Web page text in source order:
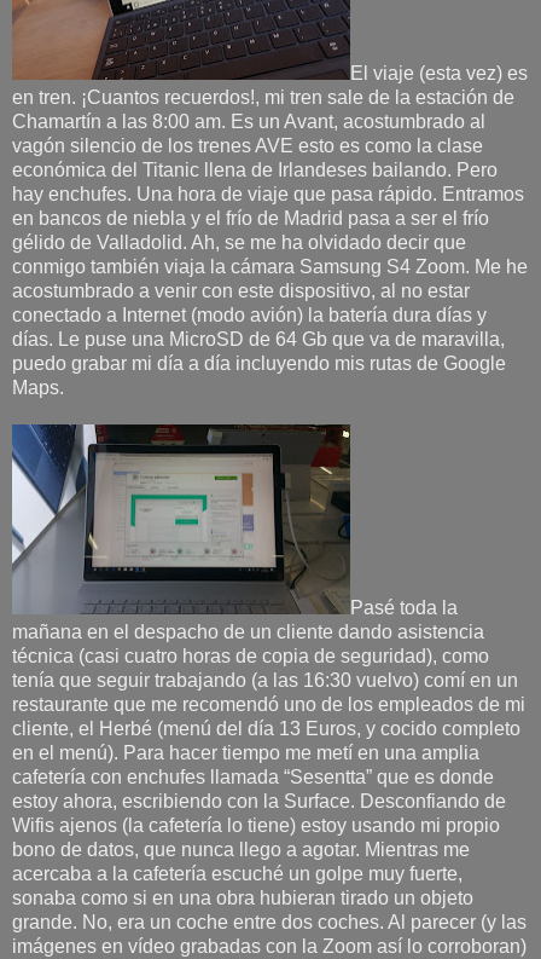
El viaje (esta vez) es
en tren. ¡Cuantos recuerdos!, mi tren sale de la estación de
Chamartín a las 8:00 am. Es un Avant, acostumbrado al
vagón silencio de los trenes AVE esto es como la clase
económica del Titanic llena de Irlandeses bailando. Pero
hay enchufes. Una hora de viaje que pasa rápido. Entramos
en bancos de niebla y el frío de Madrid pasa a ser el frío
gélido de Valladolid. Ah, se me ha olvidado decir que
conmigo también viaja la cámara Samsung S4 Zoom. Me he
acostumbrado a venir con este dispositivo, al no estar
conectado a Internet (modo avión) la batería dura días y
días. Le puse una MicroSD de 64 Gb que va de maravilla,
puedo grabar mi día a día incluyendo mis rutas de Google
Maps.
Pasé toda la
mañana en el despacho de un cliente dando asistencia
técnica (casi cuatro horas de copia de seguridad), como
tenía que seguir trabajando (a las 16:30 vuelvo) comí en un
restaurante que me recomendó uno de los empleados de mi
cliente, el Herbé (menú del día 13 Euros, y cocido completo
en el menú). Para hacer tiempo me metí en una amplia
cafetería con enchufes llamada “Sesentta” que es donde
estoy ahora, escribiendo con la Surface. Desconfiando de
Wifis ajenos (la cafetería lo tiene) estoy usando mi propio
bono de datos, que nunca llego a agotar. Mientras me
acercaba a la cafetería escuché un golpe muy fuerte,
sonaba como si en una obra hubieran tirado un objeto
grande. No, era un coche entre dos coches. Al parecer (y las
imágenes en vídeo grabadas con la Zoom así lo corroboran)